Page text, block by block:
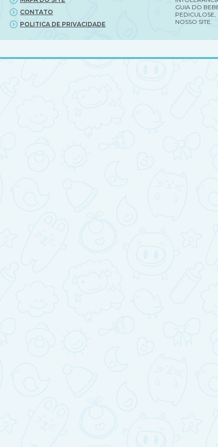
CONTATO
POLITICA DE PRIVACIDADE
GUIA DO
PEDICULOSE,
NOSSO SITE.